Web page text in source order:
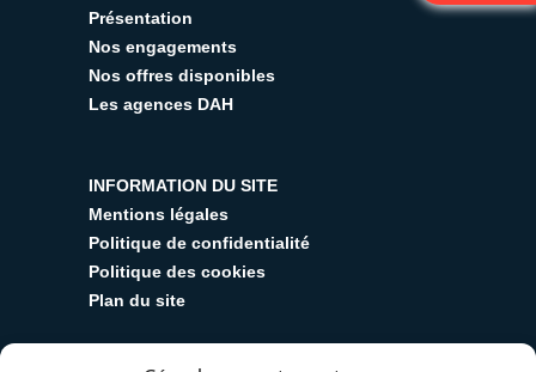
Présentation
Nos engagements
Nos offres disponibles
Les agences DAH
INFORMATION DU SITE
Mentions légales
Politique de confidentialité
Politique des cookies
Plan du site